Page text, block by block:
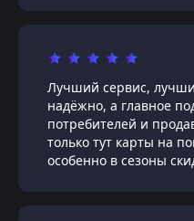
Лучший сервис,
надёжно, а главное
потребителей и
только тут карты на
особенно в сезоны